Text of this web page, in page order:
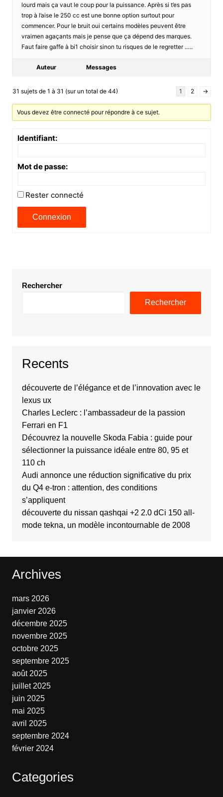
lourd mais ça vaut le coup pour la puissance. Après si t’es pas
trop à l’aise le 250 cc est une bonne option surtout pour
commencer. Pour le bruit oui certains modèles peuvent être
vraimen agaçants mais je pense que ça dépend des marques.
Faut faire gaffe à bi1 choisir sinon tu risques de le regretter …..
Auteur Messages
31 sujets de 1 à 31 (sur un total de 44) 1 2 →
Vous devez être connecté pour répondre à ce sujet.
Identifiant:
Mot de passe:
Rester connecté
Connexion
Rechercher
Rechercher
Recents
découverte de l’élégance et de l’innovation avec le
lexus ux
Charles Leclerc : l’ambassadeur de la passion
Ferrari en F1
Découvrez la nouvelle Skoda Fabia : guide pour
sélectionner la puissance idéale entre 80, 95 et
110 ch
Audi annonce une réduction significative du prix
du Q4 e-tron : attention, des conditions
s’appliquent
découverte du nissan qashqai +2 2.0 dCi 150 all-
mode tekna, un modèle incontournable de 2008
Archives
mars 2026
janvier 2026
décembre 2025
novembre 2025
octobre 2025
septembre 2025
août 2025
juillet 2025
juin 2025
mai 2025
avril 2025
septembre 2024
février 2024
Categories